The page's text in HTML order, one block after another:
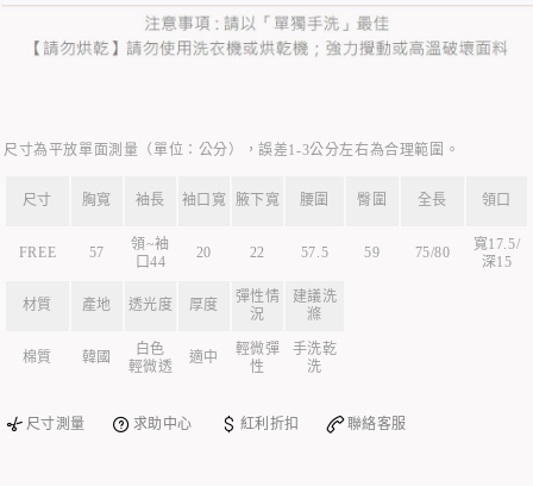
尺寸為平放單面測量（單位：公分），誤差1-3公分左右為合理範圍。
尺寸 胸寬 袖長 袖口寬 腋下寬 腰圍 臀圍 全長 領口
FREE 57
領~袖
口44
20 22 57.5 59 75/80
寬17.5/
深15
材質 產地 透光度 厚度
彈性情
況
建議洗
滌
棉質 韓國
白色
輕微透
適中
輕微彈
性
手洗乾
洗
尺寸測量 求助中心 紅利折扣 聯絡客服